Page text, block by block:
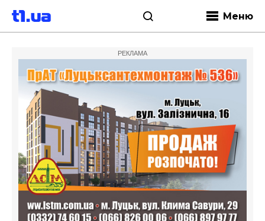
Меню
РЕКЛАМА